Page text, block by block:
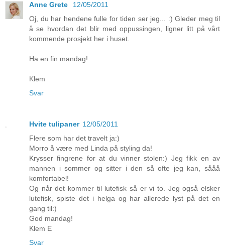
Anne Grete
12/05/2011
Oj, du har hendene fulle for tiden ser jeg... :) Gleder meg til
å se hvordan det blir med oppussingen, ligner litt på vårt
kommende prosjekt her i huset.
Ha en fin mandag!
Klem
Svar
Hvite tulipaner 12/05/2011
Flere som har det travelt ja:)
Morro å være med Linda på styling da!
Krysser fingrene for at du vinner stolen:) Jeg fikk en av
mannen i sommer og sitter i den så ofte jeg kan, sååå
komfortabel!
Og når det kommer til lutefisk så er vi to. Jeg også elsker
lutefisk, spiste det i helga og har allerede lyst på det en
gang til:)
God mandag!
Klem E
Svar